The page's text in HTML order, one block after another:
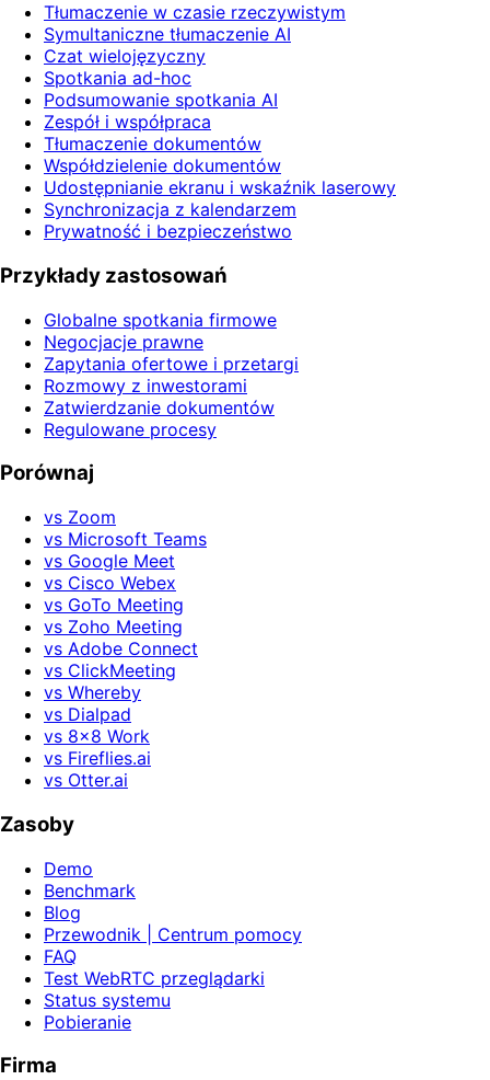
Tłumaczenie w czasie rzeczywistym
Symultaniczne tłumaczenie AI
Czat wielojęzyczny
Spotkania ad-hoc
Podsumowanie spotkania AI
Zespół i współpraca
Tłumaczenie dokumentów
Współdzielenie dokumentów
Udostępnianie ekranu i wskaźnik laserowy
Synchronizacja z kalendarzem
Prywatność i bezpieczeństwo
Przykłady zastosowań
Globalne spotkania firmowe
Negocjacje prawne
Zapytania ofertowe i przetargi
Rozmowy z inwestorami
Zatwierdzanie dokumentów
Regulowane procesy
Porównaj
vs Zoom
vs Microsoft Teams
vs Google Meet
vs Cisco Webex
vs GoTo Meeting
vs Zoho Meeting
vs Adobe Connect
vs ClickMeeting
vs Whereby
vs Dialpad
vs 8x8 Work
vs Fireflies.ai
vs Otter.ai
Zasoby
Demo
Benchmark
Blog
Przewodnik | Centrum pomocy
FAQ
Test WebRTC przeglądarki
Status systemu
Pobieranie
Firma